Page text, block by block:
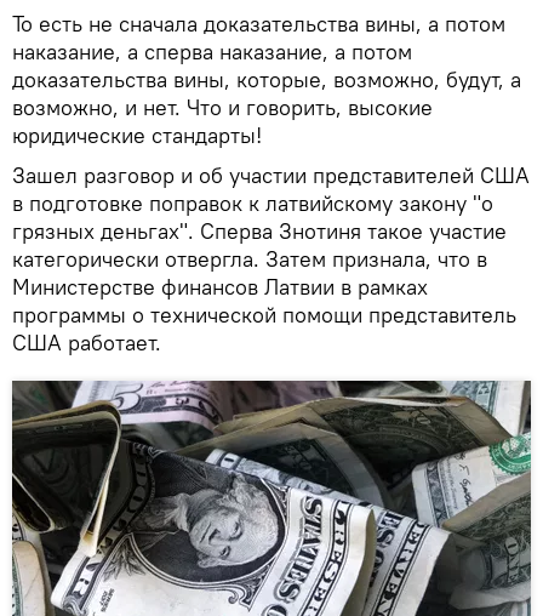
То есть не сначала доказательства вины, а потом
наказание, а сперва наказание, а потом
доказательства вины, которые, возможно, будут, а
возможно, и нет. Что и говорить, высокие
юридические стандарты!
Зашел разговор и об участии представителей США
в подготовке поправок к латвийскому закону "о
грязных деньгах". Сперва Знотиня такое участие
категорически отвергла. Затем признала, что в
Министерстве финансов Латвии в рамках
программы о технической помощи представитель
США работает.